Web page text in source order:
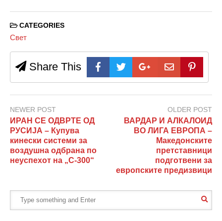
CATEGORIES
Свет
Share This
NEWER POST
ИРАН СЕ ОДВРТЕ ОД
РУСИЈА – Купува
кинески системи за
воздушна одбрана по
неуспехот на „С-300“
OLDER POST
ВАРДАР И АЛКАЛОИД
ВО ЛИГА ЕВРОПА –
Македонските
претставници
подготвени за
европските предизвици